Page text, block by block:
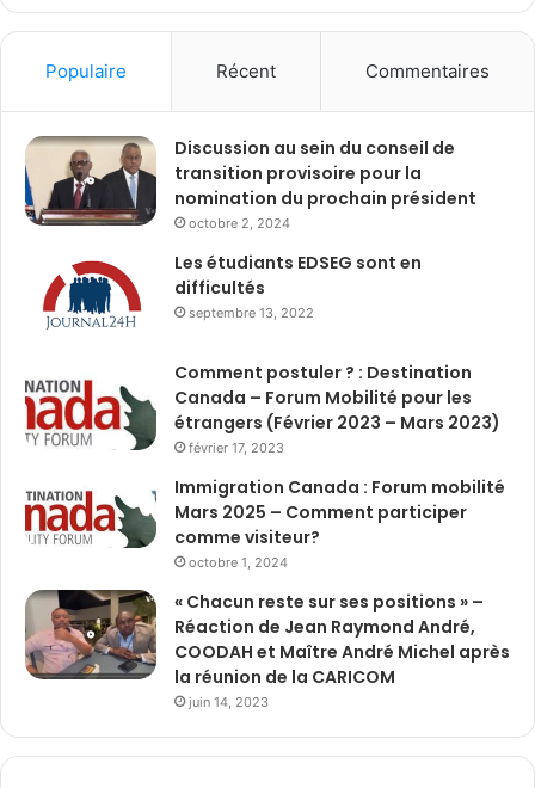
Populaire Récent Commentaires
Discussion au sein du conseil de
transition provisoire pour la
nomination du prochain président
octobre 2, 2024
Les étudiants EDSEG sont en
difficultés
septembre 13, 2022
Comment postuler ? : Destination
Canada – Forum Mobilité pour les
étrangers (Février 2023 – Mars 2023)
février 17, 2023
Immigration Canada : Forum mobilité
Mars 2025 – Comment participer
comme visiteur?
octobre 1, 2024
« Chacun reste sur ses positions » –
Réaction de Jean Raymond André,
COODAH et Maître André Michel après
la réunion de la CARICOM
juin 14, 2023